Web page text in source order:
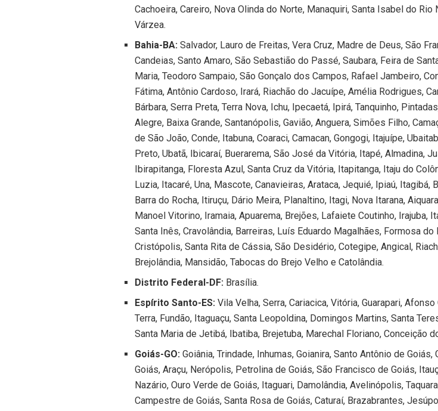
Cachoeira, Careiro, Nova Olinda do Norte, Manaquiri, Santa Isabel do
Várzea.
Bahia-BA: Salvador, Lauro de Freitas, Vera Cruz, Madre de Deus, São
Candeias, Santo Amaro, São Sebastião do Passé, Saubara, Feira de
Maria, Teodoro Sampaio, São Gonçalo dos Campos, Rafael Jambeiro,
Fátima, Antônio Cardoso, Irará, Riachão do Jacuípe, Amélia Rodrigues,
Bárbara, Serra Preta, Terra Nova, Ichu, Ipecaetá, Ipirá, Tanquinho,
Alegre, Baixa Grande, Santanópolis, Gavião, Anguera, Simões Filho,
de São João, Conde, Itabuna, Coaraci, Camacan, Gongogi, Itajuípe,
Preto, Ubatã, Ibicaraí, Buerarema, São José da Vitória, Itapé, Almadina,
Ibirapitanga, Floresta Azul, Santa Cruz da Vitória, Itapitanga, Itaju do
Luzia, Itacaré, Una, Mascote, Canavieiras, Arataca, Jequié, Ipiaú, Itagibá,
Barra do Rocha, Itiruçu, Dário Meira, Planaltino, Itagi, Nova Itarana,
Manoel Vitorino, Iramaia, Apuarema, Brejões, Lafaiete Coutinho, Irajuba,
Santa Inês, Cravolândia, Barreiras, Luís Eduardo Magalhães, Formosa do
Cristópolis, Santa Rita de Cássia, São Desidério, Cotegipe, Angical,
Brejolândia, Mansidão, Tabocas do Brejo Velho e Catolândia.
Distrito Federal-DF: Brasília.
Espírito Santo-ES: Vila Velha, Serra, Cariacica, Vitória, Guarapari,
Terra, Fundão, Itaguaçu, Santa Leopoldina, Domingos Martins, Santa
Santa Maria de Jetibá, Ibatiba, Brejetuba, Marechal Floriano, Conceição
Goiás-GO: Goiânia, Trindade, Inhumas, Goianira, Santo Antônio de Goiás,
Goiás, Araçu, Nerópolis, Petrolina de Goiás, São Francisco de Goiás,
Nazário, Ouro Verde de Goiás, Itaguari, Damolândia, Avelinópolis,
Campestre de Goiás, Santa Rosa de Goiás, Caturaí, Brazabrantes,